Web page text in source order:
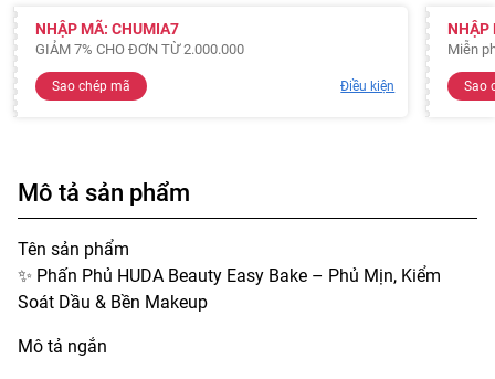
NHẬP MÃ: CHUMIA7
GIẢM 7% CHO ĐƠN TỪ 2.000.000
Sao chép mã Điều kiện
NHẬP
Miễn
Sao
Mô tả sản phẩm
Tên sản phẩm
✨ Phấn Phủ HUDA Beauty Easy Bake – Phủ Mịn, Kiểm
Soát Dầu & Bền Makeup
Mô tả ngắn